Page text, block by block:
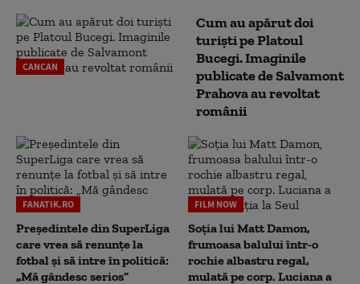
CANCAN
Cum au apărut doi
turiști pe Platoul
Bucegi. Imaginile
publicate de Salvamont
Prahova au revoltat
românii
FANATIK.RO
Președintele din SuperLiga
care vrea să renunțe la
fotbal și să intre în politică:
„Mă gândesc serios”
FILM NOW
Soția lui Matt Damon,
frumoasa balului într-o
rochie albastru regal,
mulată pe corp. Luciana a